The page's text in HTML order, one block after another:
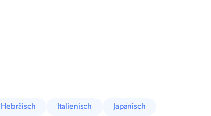
Hebräisch Italienisch
Japanisch